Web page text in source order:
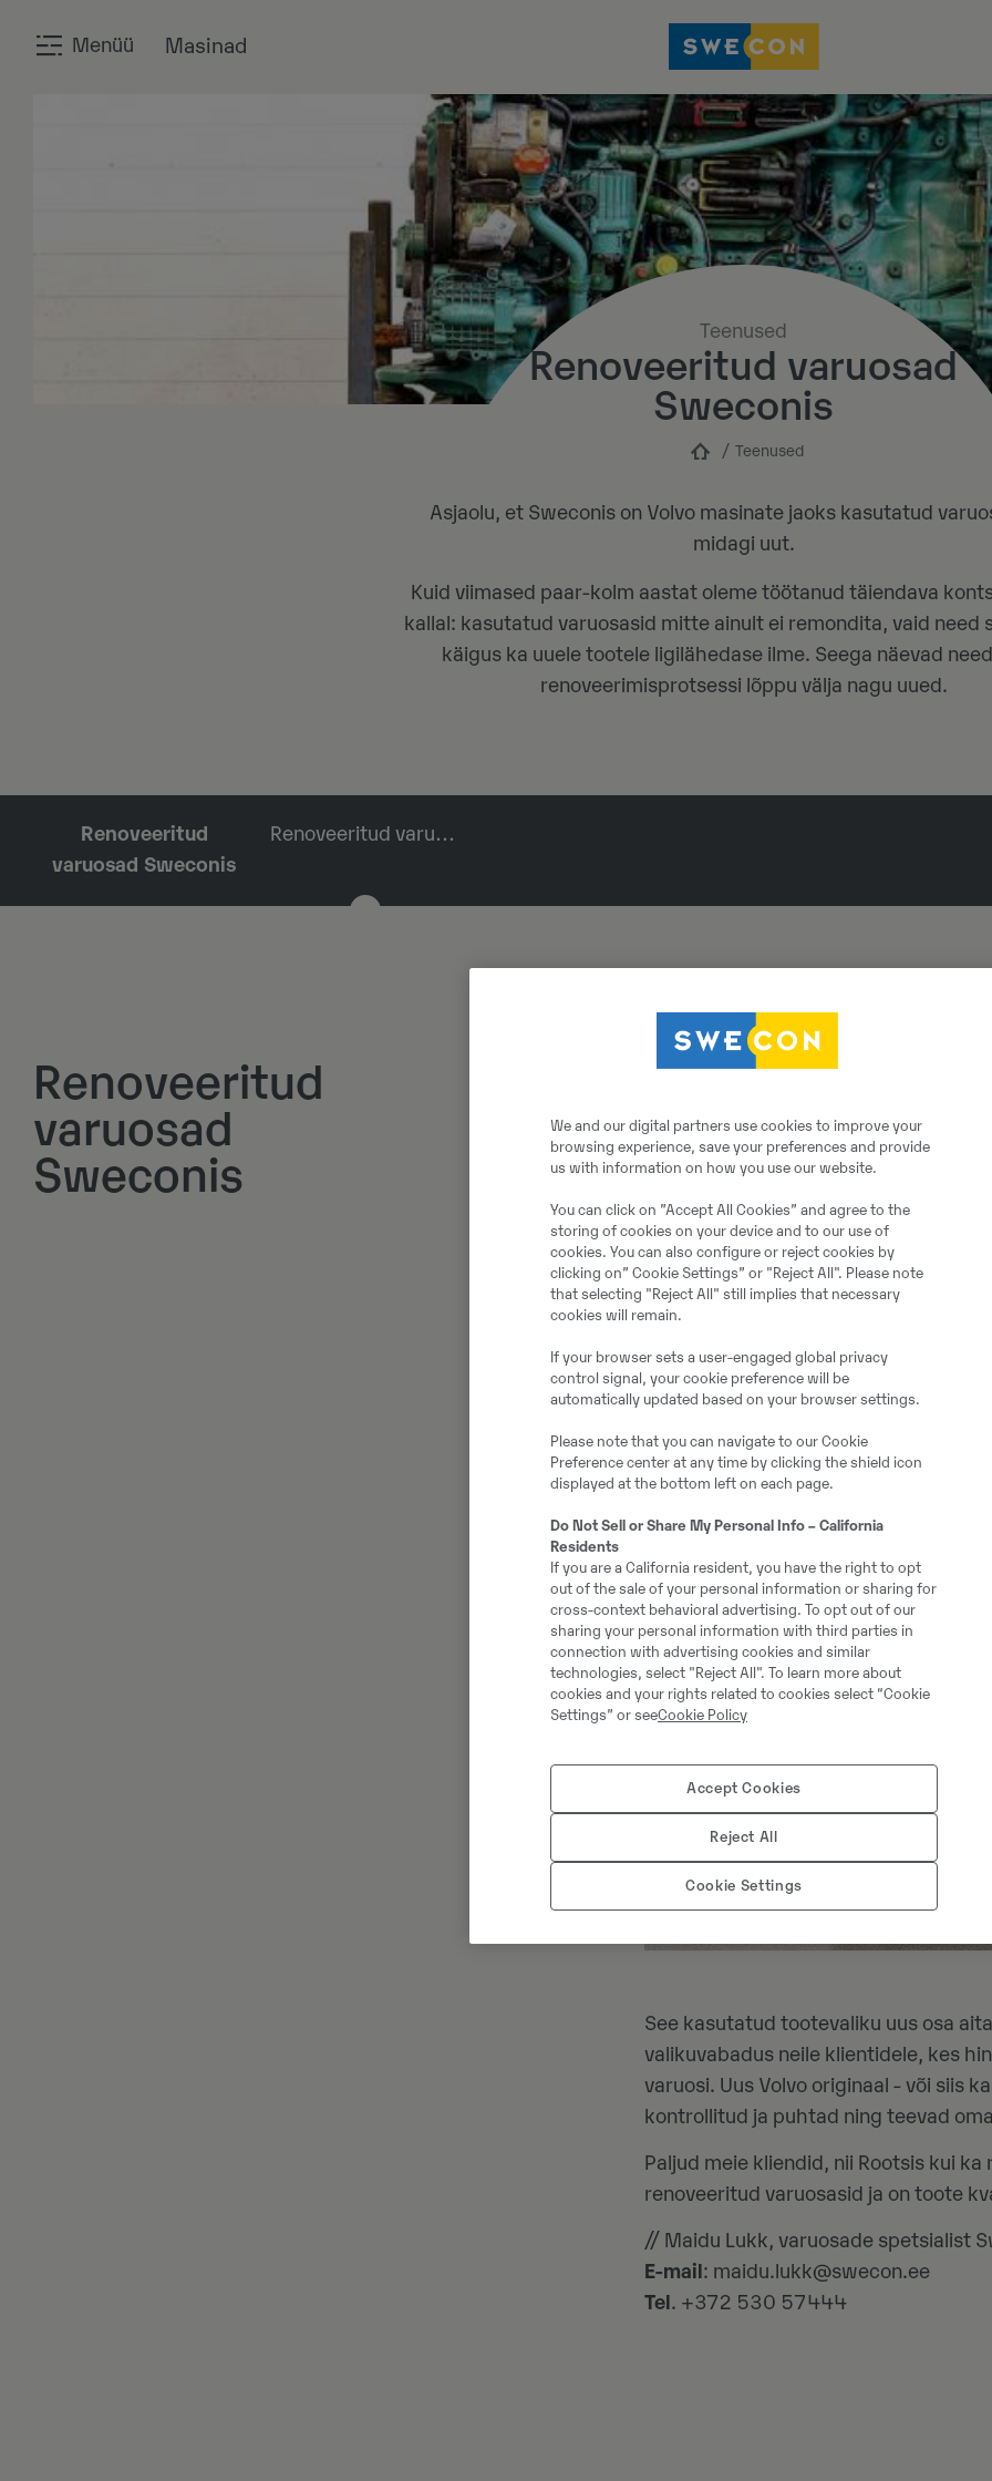
Menüü Masinad
Teenused
Renoveeritud varuosad
Sweconis
Teenused
Asjaolu, et Sweconis on Volvo masinate jaoks kasutatud
midagi uut.
Kuid viimased paar-kolm aastat oleme töötanud täiendava
kallal: kasutatud varuosasid mitte ainult ei remondita, vaid need
käigus ka uuele tootele ligilähedase ilme. Seega näevad
renoveerimisprotsessi lõppu välja nagu uued.
Renoveeritud
varuosad Sweconis
Renoveeritud varuosad Sweconis
Renoveeritud
varuosad
Sweconis
Remondiprotsessi käigus
Swecon kõigile renoveeritud osadele
Meie tänases valikus on mootorid,
liigendid, laadurite kiirühendused,
Me lihtsalt ei hoolitse oma vanema
tugevasti nn. rohelisse jalajälge. Kui
(maagist valmistooteni), siis ühe
taaskasutusse võtmisega
ühiku võtta päevas.
See kasutatud tootevaliku uus osa
valikuvabadus neile klientidele, kes
varuosi. Uus Volvo originaal - või siis
kontrollitud ja puhtad ning teevad
Paljud meie kliendid, nii Rootsis kui
renoveeritud varuosasid ja on toote
// Maidu Lukk, varuosade spetsialist
E-mail: maidu.lukk@swecon.ee
Tel. +372 530 57444
We and our digital partners use cookies to improve your
browsing experience, save your preferences and provide
us with information on how you use our website.
You can click on ”Accept All Cookies” and agree to the
storing of cookies on your device and to our use of
cookies. You can also configure or reject cookies by
clicking on” Cookie Settings” or "Reject All". Please note
that selecting "Reject All" still implies that necessary
cookies will remain.
If your browser sets a user-engaged global privacy
control signal, your cookie preference will be
automatically updated based on your browser settings.
Please note that you can navigate to our Cookie
Preference center at any time by clicking the shield icon
displayed at the bottom left on each page.
Do Not Sell or Share My Personal Info – California
Residents
If you are a California resident, you have the right to opt
out of the sale of your personal information or sharing for
cross-context behavioral advertising. To opt out of our
sharing your personal information with third parties in
connection with advertising cookies and similar
technologies, select "Reject All". To learn more about
cookies and your rights related to cookies select “Cookie
Settings” or seeCookie Policy
Accept Cookies
Reject All
Cookie Settings